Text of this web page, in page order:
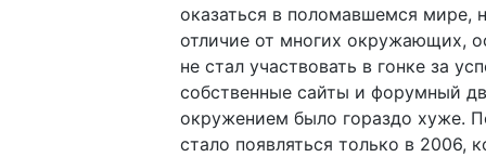
оказаться в поломавшемся мире,
отличие от многих окружающих,
не стал участвовать в гонке за
собственные сайты и форумный
окружением было гораздо хуже.
стало появляться только в 2006,